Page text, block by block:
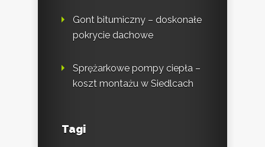
Gont bitumiczny – doskonałe
pokrycie dachowe
Sprężarkowe pompy ciepła –
koszt montażu w Siedlcach
Tagi